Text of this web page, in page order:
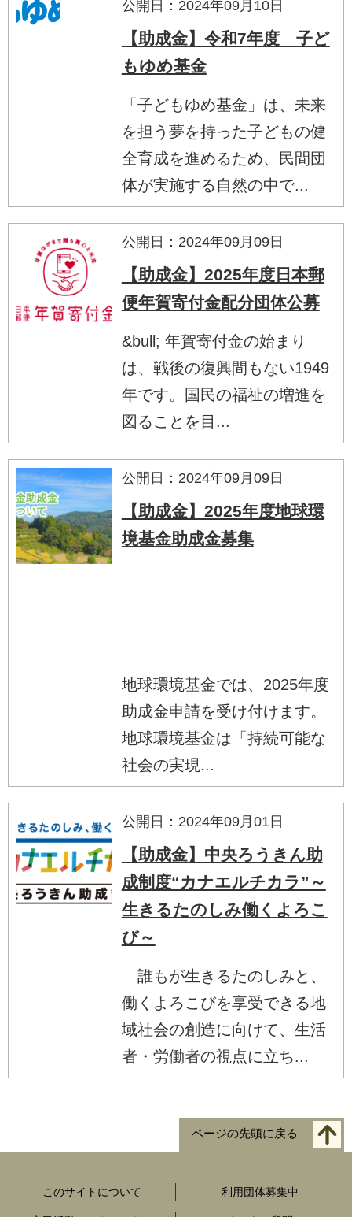
公開日：2024年09月10日
【助成金】令和7年度 子ど
もゆめ基金
「子どもゆめ基金」は、未来
を担う夢を持った子どもの健
全育成を進めるため、民間団
体が実施する自然の中で...
公開日：2024年09月09日
【助成金】2025年度日本郵
便年賀寄付金配分団体公募
&bull; 年賀寄付金の始まり
は、戦後の復興間もない1949
年です。国民の福祉の増進を
図ることを目...
公開日：2024年09月09日
【助成金】2025年度地球環
境基金助成金募集
地球環境基金では、2025年度
助成金申請を受け付けます。
地球環境基金は「持続可能な
社会の実現...
公開日：2024年09月01日
【助成金】中央ろうきん助
成制度“カナエルチカラ”～
生きるたのしみ働くよろこ
び～
誰もが生きるたのしみと、
働くよろこびを享受できる地
域社会の創造に向けて、生活
者・労働者の視点に立ち...
ページの先頭に戻る
このサイトについて 利用団体募集中